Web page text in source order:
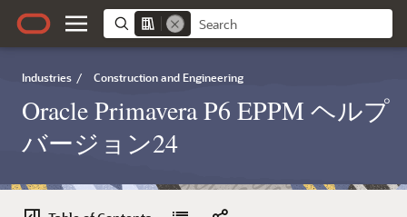
Industries / Construction and Engineering
Oracle Primavera P6 EPPM ヘルプ
バージョン24